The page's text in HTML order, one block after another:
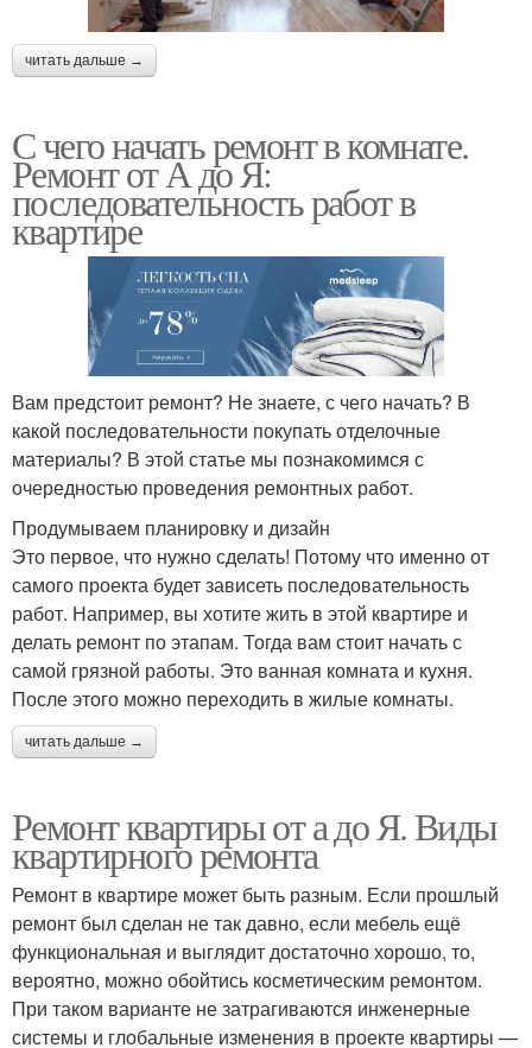
читать дальше →
С чего начать ремонт в комнате.
Ремонт от А до Я:
последовательность работ в
квартире
Вам предстоит ремонт? Не знаете, с чего начать? В
какой последовательности покупать отделочные
материалы? В этой статье мы познакомимся с
очередностью проведения ремонтных работ.
Продумываем планировку и дизайн
Это первое, что нужно сделать! Потому что именно от
самого проекта будет зависеть последовательность
работ. Например, вы хотите жить в этой квартире и
делать ремонт по этапам. Тогда вам стоит начать с
самой грязной работы. Это ванная комната и кухня.
После этого можно переходить в жилые комнаты.
читать дальше →
Ремонт квартиры от а до Я. Виды
квартирного ремонта
Ремонт в квартире может быть разным. Если прошлый
ремонт был сделан не так давно, если мебель ещё
функциональная и выглядит достаточно хорошо, то,
вероятно, можно обойтись косметическим ремонтом.
При таком варианте не затрагиваются инженерные
системы и глобальные изменения в проекте квартиры —